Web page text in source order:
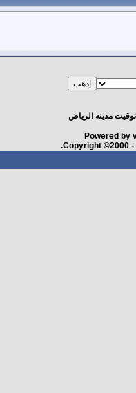
مدينه الرياض
Powered by
Copyright ©2000 -